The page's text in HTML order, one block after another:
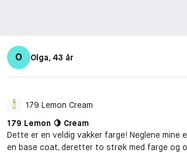
O Olga, 43 år
179 Lemon Cream
179 Lemon 🍋 Cream
Dette er en veldig vakker farge! Neglene
en base coat, deretter to strøk med farge og